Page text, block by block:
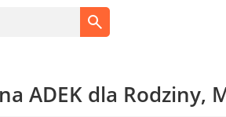
ADEK dla Rodziny,